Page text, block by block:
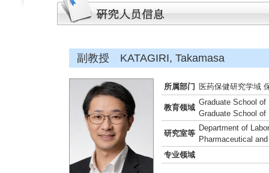
副教授 KATAGIRI, Takamasa
所属部门 医药保健研究学域
教育领域
Graduate School
Graduate School
研究室等
Department of
Pharmaceutical
专业领域